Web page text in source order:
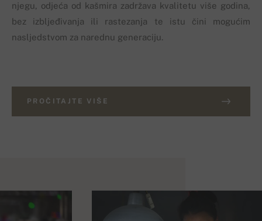
njegu, odjeća od kašmira zadržava kvalitetu više godina,
bez izbljeđivanja ili rastezanja te istu čini mogućim
nasljedstvom za narednu generaciju.
PROČITAJTE VIŠE